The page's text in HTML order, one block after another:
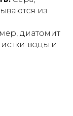
из
диатомит
воды и